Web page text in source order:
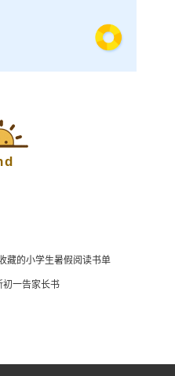
藏的小学生暑假阅读书单
初一告家长书